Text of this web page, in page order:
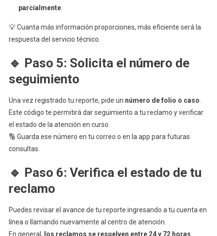
parcialmente.
💡 Cuanta más información proporciones, más eficiente será la
respuesta del servicio técnico.
🔹 Paso 5: Solicita el número de
seguimiento
Una vez registrado tu reporte, pide un número de folio o caso
Este código te permitirá dar seguimiento a tu reclamo y verificar
el estado de la atención en curso.
🔢 Guarda ese número en tu correo o en la app para futuras
consultas.
🔹 Paso 6: Verifica el estado de tu
reclamo
Puedes revisar el avance de tu reporte ingresando a tu cuenta en
línea o llamando nuevamente al centro de atención.
En general, los reclamos se resuelven entre 24 y 72 horas